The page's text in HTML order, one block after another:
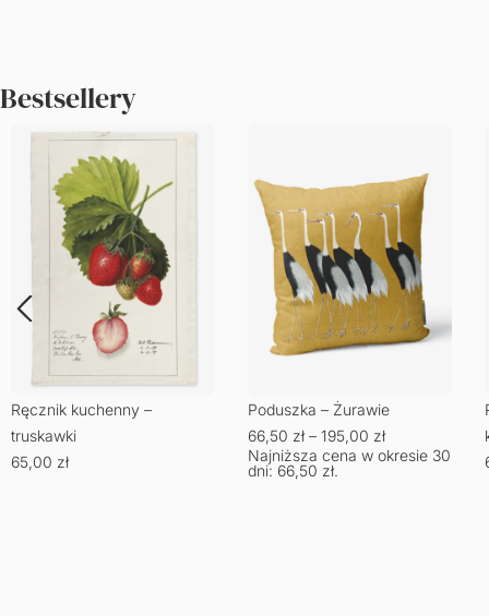
Bestsellery
Ręcznik kuchenny –
truskawki
65,00 zł
Poduszka – Żurawie
66,50 zł – 195,00 zł
Najniższa cena w okresie 30
dni: 66,50 zł.